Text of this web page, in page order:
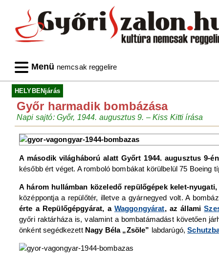
Menü nemcsak reggelire
HELYBENjárás
Győr harmadik bombázása
Napi sajtó: Győr, 1944. augusztus 9. ‒ Kiss Kitti írása
A második világháború alatt Győrt 1944. augusztus 9-
később ért véget. A romboló bombákat körülbelül 75 Boeing
A három hullámban közeledő repülőgépek kelet-
középpontja a repülőtér, illetve a gyárnegyed volt. A
érte a Repülőgépgyárat, a Waggongyárat, az állami
győri raktárháza is, valamint a bombatámadást követően
önként segédkezettNagy Béla „Zsöle” labdarúgó,